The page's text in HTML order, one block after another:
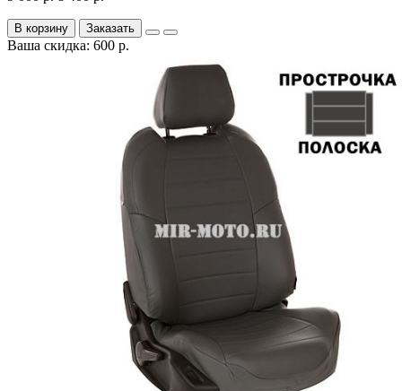
В корзину Заказать
Ваша скидка: 600 р.